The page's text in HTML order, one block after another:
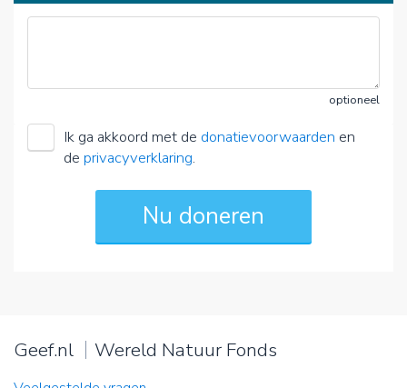
optioneel
Ik ga akkoord met de donatievoorwaarden en
de privacyverklaring.
Geef.nl Wereld Natuur Fonds